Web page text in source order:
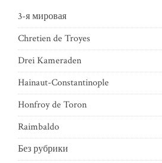
3-я мировая
Chretien de Troyes
Drei Kameraden
Hainaut-Constantinople
Honfroy de Toron
Raimbaldo
Без рубрики